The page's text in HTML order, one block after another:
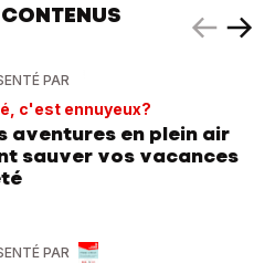
PAR
c'est ennuyeux?
aventures en plein air
sauver vos vacances
PAR